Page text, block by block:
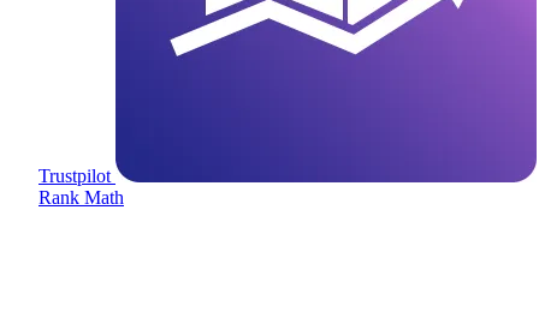
Trustpilot
Rank Math